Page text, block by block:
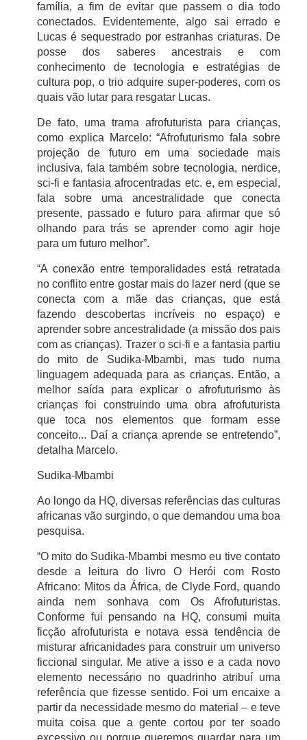
família, a fim de evitar que passem o dia todo
conectados. Evidentemente, algo sai errado e
Lucas é sequestrado por estranhas criaturas. De
posse dos saberes ancestrais e com
conhecimento de tecnologia e estratégias de
cultura pop, o trio adquire super-poderes, com os
quais vão lutar para resgatar Lucas.
De fato, uma trama afrofuturista para crianças,
como explica Marcelo: “Afrofuturismo fala sobre
projeção de futuro em uma sociedade mais
inclusiva, fala também sobre tecnologia, nerdice,
sci-fi e fantasia afrocentradas etc. e, em especial,
fala sobre uma ancestralidade que conecta
presente, passado e futuro para afirmar que só
olhando para trás se aprender como agir hoje
para um futuro melhor”.
“A conexão entre temporalidades está retratada
no conflito entre gostar mais do lazer nerd (que se
conecta com a mãe das crianças, que está
fazendo descobertas incríveis no espaço) e
aprender sobre ancestralidade (a missão dos pais
com as crianças). Trazer o sci-fi e a fantasia partiu
do mito de Sudika-Mbambi, mas tudo numa
linguagem adequada para as crianças. Então, a
melhor saída para explicar o afrofuturismo às
crianças foi construindo uma obra afrofuturista
que toca nos elementos que formam esse
conceito... Daí a criança aprende se entretendo”,
detalha Marcelo.
Sudika-Mbambi
Ao longo da HQ, diversas referências das culturas
africanas vão surgindo, o que demandou uma boa
pesquisa.
“O mito do Sudika-Mbambi mesmo eu tive contato
desde a leitura do livro O Herói com Rosto
Africano: Mitos da África, de Clyde Ford, quando
ainda nem sonhava com Os Afrofuturistas.
Conforme fui pensando na HQ, consumi muita
ficção afrofuturista e notava essa tendência de
misturar africanidades para construir um universo
ficcional singular. Me ative a isso e a cada novo
elemento necessário no quadrinho atribuí uma
referência que fizesse sentido. Foi um encaixe a
partir da necessidade mesmo do material – e teve
muita coisa que a gente cortou por ter soado
excessivo ou porque queremos guardar para um